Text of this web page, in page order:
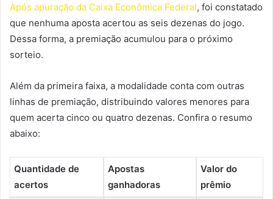
Após apuração da Caixa Econômica Federal, foi constatado
que nenhuma aposta acertou as seis dezenas do jogo.
Dessa forma, a premiação acumulou para o próximo
sorteio.
Além da primeira faixa, a modalidade conta com outras
linhas de premiação, distribuindo valores menores para
quem acerta cinco ou quatro dezenas. Confira o resumo
abaixo:
Quantidade de
acertos
Apostas
ganhadoras
Valor do
prêmio